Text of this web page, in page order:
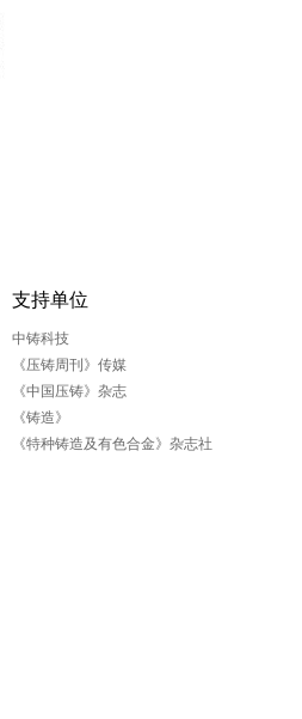
支持单位
中铸科技
《压铸周刊》传媒
《中国压铸》杂志
《铸造》
《特种铸造及有色合金》杂志社